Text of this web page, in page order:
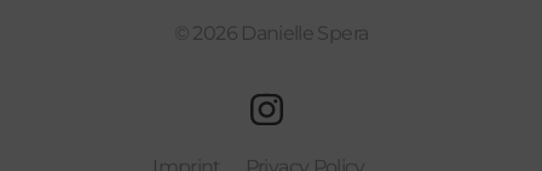
© 2026 Danielle Spera